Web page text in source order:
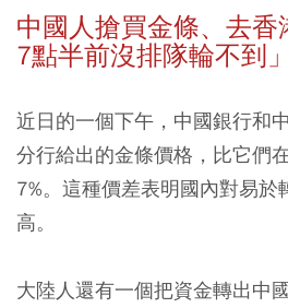
中國人搶買金條、去
7點半前沒排隊輪不到」
近日的一個下午， 中國銀行和
分行給出的金條價格，比它們
7%。這種價差表明國內對易於
高。
大陸人還有一個把資金轉出中